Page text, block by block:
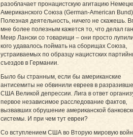
разоблачает пронацистскую агитацию
Американского Союза (German-American
Полезная деятельность, ничего не скажешь.
мне более полезным кажется то, что делал
Меир Лански со товарищи – они просто
кого удавалось поймать на сборищах Союза,
устраиваемых по образцу нацистских
съездов в Германии.
Было бы странным, если бы американские
антисемиты не обвинили евреев в
США Великой депрессии. Лига в ответ
первое независимое расследование фактов,
вызвавших обрушение американской
системы. И при чем тут евреи?
Со вступлением США во Вторую мировую